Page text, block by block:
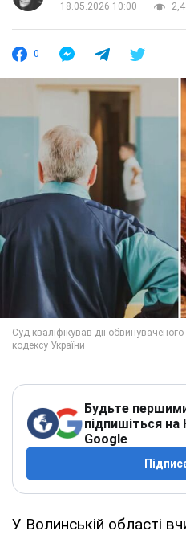
18.05.2026 10:00
2,4
0
Будьте
підпишіться на
Google
У Волинській області